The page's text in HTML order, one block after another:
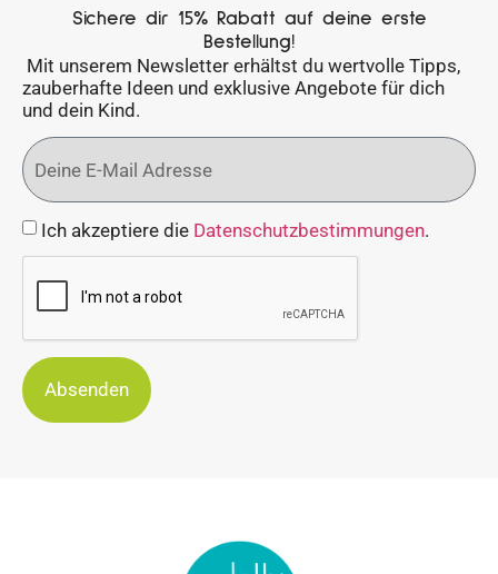
Sichere dir 15% Rabatt auf deine erste
Bestellung!
Mit unserem Newsletter erhältst du wertvolle Tipps,
zauberhafte Ideen und exklusive Angebote für dich
und dein Kind.
Ich akzeptiere die Datenschutzbestimmungen.
Absenden